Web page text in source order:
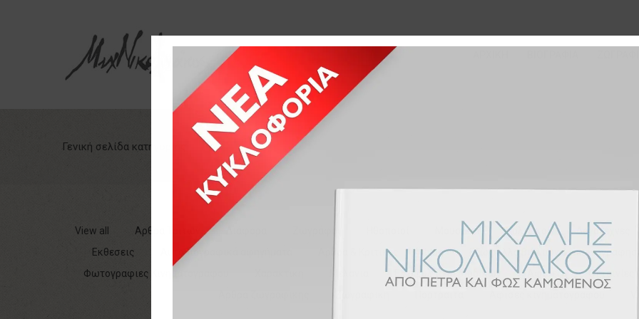
Γενική σελίδα κατηγορίας
View all Αρθρα Τριτων Μουσικοί Πολιτικοί Λογοτέχνες
Εκθεσεις
Αυτοβιογραφικά αφηγήματα Αρθρα & Κριτικες blog Εξωφυλλα βιβλιων &
Φωτογραφιες Κινηματογραφου
Εξωφυλλα περιοδικων Αφισες Οι ταινίες